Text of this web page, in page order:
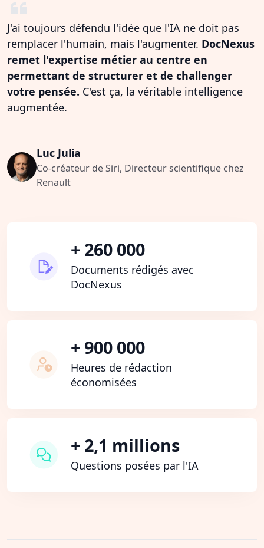
J'ai toujours défendu l'idée que l'IA ne doit pas
remplacer l'humain, mais l'augmenter. DocNexus
remet l'expertise métier au centre en
permettant de structurer et de challenger
votre pensée. C'est ça, la véritable intelligence
augmentée.
Luc Julia
Co-créateur de Siri, Directeur scientifique chez
Renault
+ 260 000
Documents rédigés avec
DocNexus
+ 900 000
Heures de rédaction
économisées
+ 2,1 millions
Questions posées par l'IA